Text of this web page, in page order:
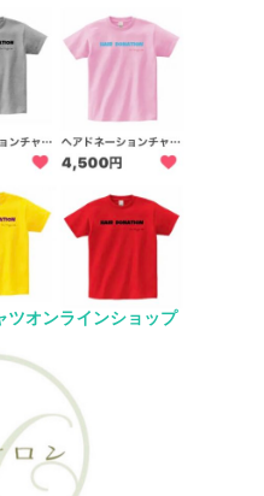
オンラインショップ